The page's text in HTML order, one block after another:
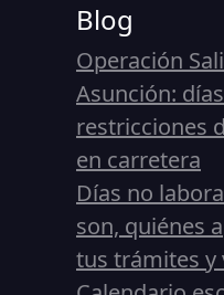
Blog
Operación
Asunción:
restricciones
en carretera
Días no
son, quiénes
tus trámites y